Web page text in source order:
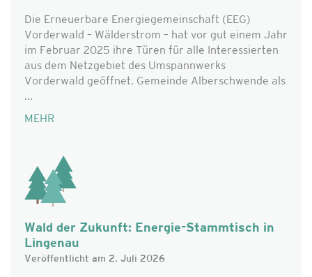
Die Erneuerbare Energiegemeinschaft (EEG)
Vorderwald – Wälderstrom – hat vor gut einem Jahr
im Februar 2025 ihre Türen für alle Interessierten
aus dem Netzgebiet des Umspannwerks
Vorderwald geöffnet. Gemeinde Alberschwende als
...
MEHR
Wald der Zukunft: Energie-Stammtisch in
Lingenau
Veröffentlicht am 2. Juli 2026